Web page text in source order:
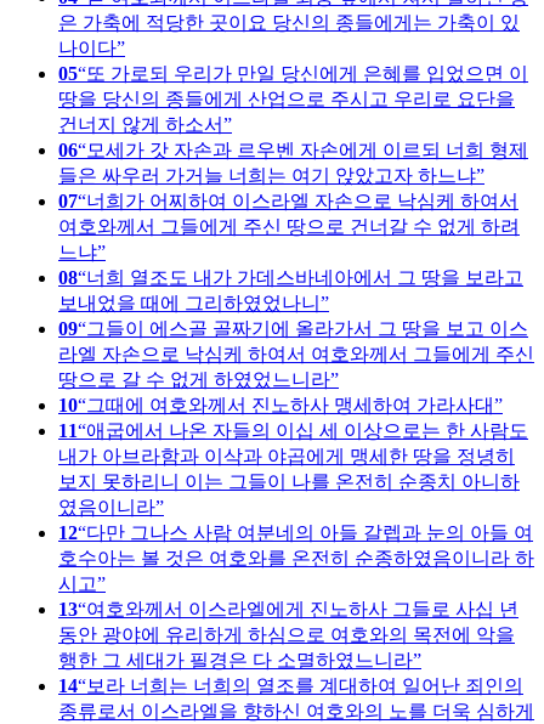
은 가축에 적당한 곳이요 당신의 종들에게는 가축이 있
나이다
05 또 가로되 우리가 만일 당신에게 은혜를 입었으면 이
땅을 당신의 종들에게 산업으로 주시고 우리로 요단을
건너지 않게 하소서
06 모세가 갓 자손과 르우벤 자손에게 이르되 너희 형제
들은 싸우러 가거늘 너희는 여기 앉았고자 하느냐
07 너희가 어찌하여 이스라엘 자손으로 낙심케 하여서
여호와께서 그들에게 주신 땅으로 건너갈 수 없게 하려
느냐
08 너희 열조도 내가 가데스바네아에서 그 땅을 보라고
보내었을 때에 그리하였었나니
09 그들이 에스골 골짜기에 올라가서 그 땅을 보고 이스
라엘 자손으로 낙심케 하여서 여호와께서 그들에게 주신
땅으로 갈 수 없게 하였었느니라
10 그때에 여호와께서 진노하사 맹세하여 가라사대
11 애굽에서 나온 자들의 이십 세 이상으로는 한 사람도
내가 아브라함과 이삭과 야곱에게 맹세한 땅을 정녕히
보지 못하리니 이는 그들이 나를 온전히 순종치 아니하
였음이니라
12 다만 그나스 사람 여분네의 아들 갈렙과 눈의 아들 여
호수아는 볼 것은 여호와를 온전히 순종하였음이니라 하
시고
13 여호와께서 이스라엘에게 진노하사 그들로 사십 년
동안 광야에 유리하게 하심으로 여호와의 목전에 악을
행한 그 세대가 필경은 다 소멸하였느니라
14 보라 너희는 너희의 열조를 계대하여 일어난 죄인의
종류로서 이스라엘을 향하신 여호와의 노를 더욱 심하게